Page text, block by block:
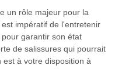
un rôle majeur pour la
impératif de l'entretenir
garantir son état
de salissures qui pourrait
est à votre disposition à